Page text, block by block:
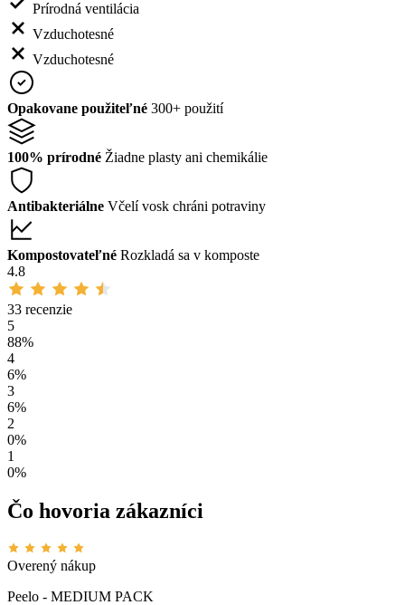
Prírodná ventilácia
Vzduchotesné
Vzduchotesné
Opakovane použiteľné 300+ použití
100% prírodné Žiadne plasty ani chemikálie
Antibakteriálne Včelí vosk chráni potraviny
Kompostovateľné Rozkladá sa v komposte
4.8
33 recenzie
5
88%
4
6%
3
6%
2
0%
1
0%
Čo hovoria zákazníci
Overený nákup
Peelo - MEDIUM PACK